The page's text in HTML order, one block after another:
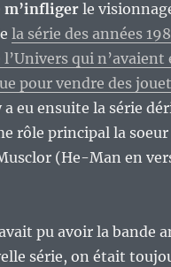
m’infliger le
la série des années
qui n’avaient
pour vendre des
a eu ensuite la série
rôle principal la
(He-Man en
pu avoir la bande
série, on était